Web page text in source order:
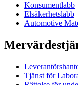
Konsumentlabb
Elsäkerhetslabb
Automotive
Tjänst för